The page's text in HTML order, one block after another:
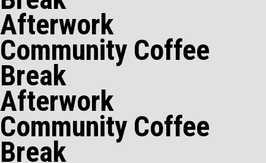
Afterwork
Community Coffee
Break
Afterwork
Community Coffee
Break